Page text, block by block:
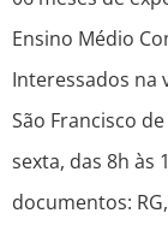
Ensino Médio
Interessados na
São Francisco
sexta, das 8h às
documentos: